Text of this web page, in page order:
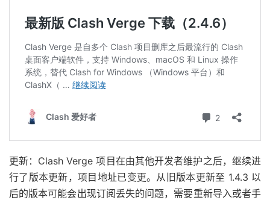
更新：Clash Verge 项目在由其他开发者维护之后，继续进
行了版本更新，项目地址已变更。从旧版本更新至 1.4.3 以
后的版本可能会出现订阅丢失的问题，需要重新导入或者手